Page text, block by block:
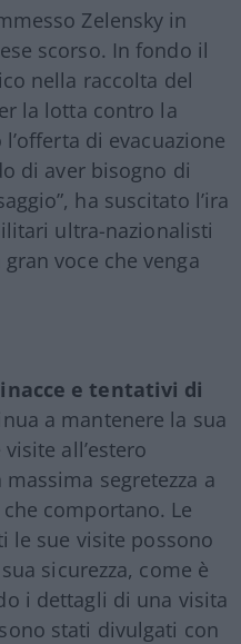
Zelensky in
scorso. In fondo il
nella raccolta del
la lotta contro la
di evacuazione
di aver bisogno di
ha suscitato l’ira
ultra-nazionalisti
voce che venga
e tentativi di
a mantenere la sua
all’estero
segretezza a
comportano. Le
le sue visite possono
sicurezza, come è
i dettagli di una visita
stati divulgati con